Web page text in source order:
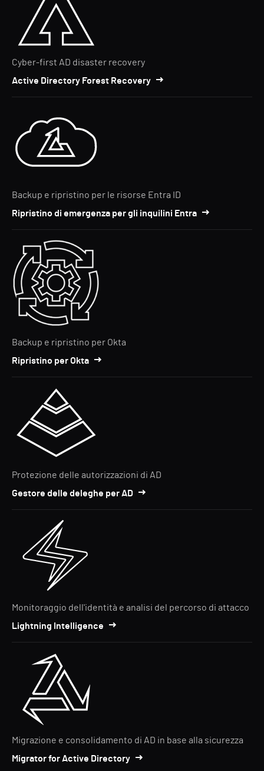
Cyber-first AD disaster recovery
Active Directory Forest Recovery
Backup e ripristino per le risorse Entra ID
Ripristino di emergenza per gli inquilini Entra
Backup e ripristino per Okta
Ripristino per Okta
Protezione delle autorizzazioni di AD
Gestore delle deleghe per AD
Monitoraggio dell'identità e analisi del percorso di attacco
Lightning Intelligence
Migrazione e consolidamento di AD in base alla sicurezza
Migrator for Active Directory